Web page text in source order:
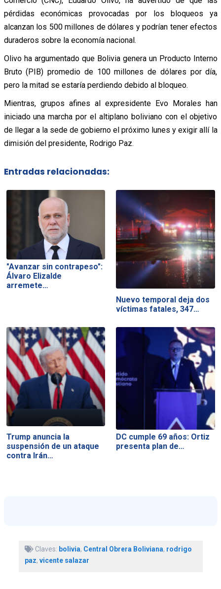
pérdidas económicas provocadas por los bloqueos ya
alcanzan los 500 millones de dólares y podrían tener efectos
duraderos sobre la economía nacional.
Olivo ha argumentado que Bolivia genera un Producto Interno
Bruto (PIB) promedio de 100 millones de dólares por día,
pero la mitad se estaría perdiendo debido al bloqueo.
Mientras, grupos afines al expresidente Evo Morales han
iniciado una marcha por el altiplano boliviano con el objetivo
de llegar a la sede de gobierno el próximo lunes y exigir allí la
dimisión del presidente, Rodrigo Paz.
Entradas relacionadas:
"Avanzar sin contrapeso":
Álvaro Elizalde
arremete…
Nuevo temporal deja dos
víctimas fatales, 347…
Trump anuncia la
suspensión de un ataque
contra Irán…
DC cumple 69 años: Ortiz
presenta plan de…
Claves: bolivia, Central Obrera Boliviana, rodrigo
paz, vicente salazar